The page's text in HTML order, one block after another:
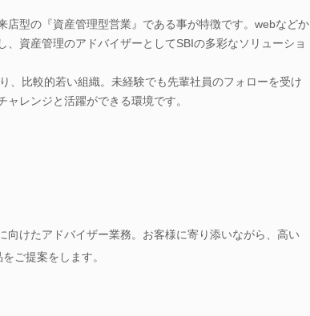
店型の『資産管理型営業』である事が特徴です。webなどか
、資産管理のアドバイザーとしてSBIの多彩なソリューショ
、比較的若い組織。未経験でも先輩社員のフォローを受け
レンジと活躍ができる環境です。
向けたアドバイザー業務。お客様に寄り添いながら、高い
ご提案をします。